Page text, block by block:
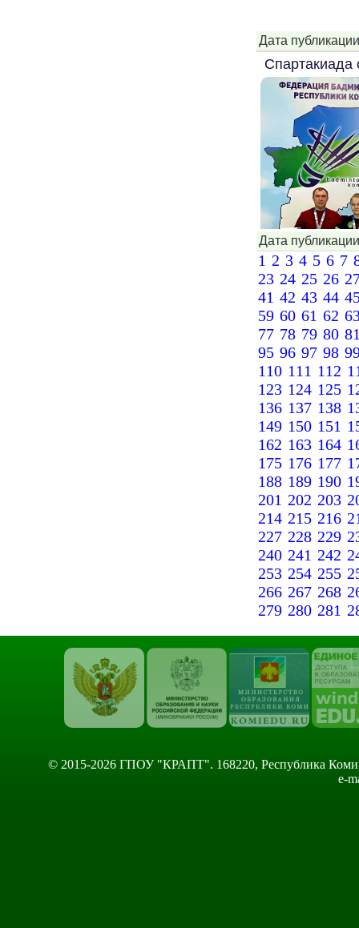
Дата
Дата
1 2 3 4 5 6 7
23 24 25 26
41 42 43 44
59 60 61 62
77 78 79 80
95 96 97 98
110 111 112
123 124 125
136 137 138
149 150 151
162 163 164
175 176 177
188 189 190
201 202 203
214 215 216
227 228 229
240 241 242
253 254 255
266 267 268
279 280 281
© 2015-2026 ГПОУ "КРАПТ". 168220, Республика Коми,
e-